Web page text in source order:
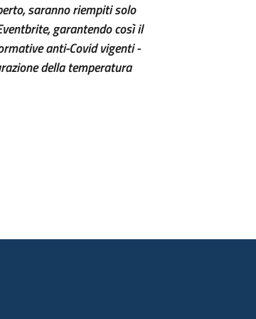
saranno riempiti solo
garantendo così il
anti-Covid vigenti -
della temperatura